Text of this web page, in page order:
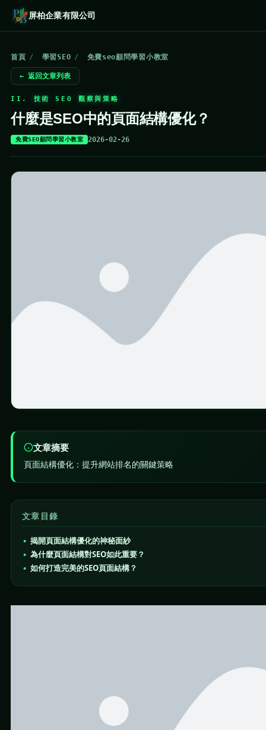
屏柏企業有限公司
首頁 / 學習SEO / 免費seo顧問學習小教室
← 返回文章列表
II. 技術 SEO 觀察與策略
什麼是SEO中的頁面結構優化？
免費SEO顧問學習小教室 2026-02-26
文章摘要
頁面結構優化：提升網站排名的關鍵策略
文章目錄
揭開頁面結構優化的神秘面紗
為什麼頁面結構對SEO如此重要？
如何打造完美的SEO頁面結構？